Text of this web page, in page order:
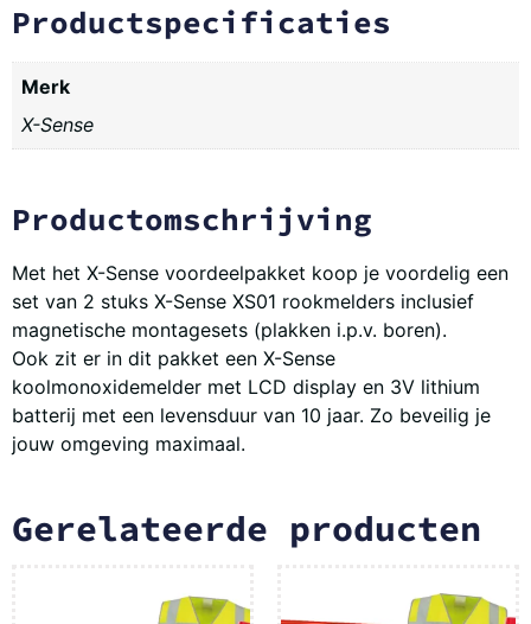
Productspecificaties
Merk
X-Sense
Productomschrijving
Met het X-Sense voordeelpakket koop je voordelig een
set van 2 stuks X-Sense XS01 rookmelders inclusief
magnetische montagesets (plakken i.p.v. boren).
Ook zit er in dit pakket een X-Sense
koolmonoxidemelder met LCD display en 3V lithium
batterij met een levensduur van 10 jaar. Zo beveilig je
jouw omgeving maximaal.
Gerelateerde producten